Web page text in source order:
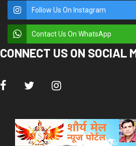
Follow Us On Instagram
Contact Us On WhatsApp
CONNECT US ON SOCIAL